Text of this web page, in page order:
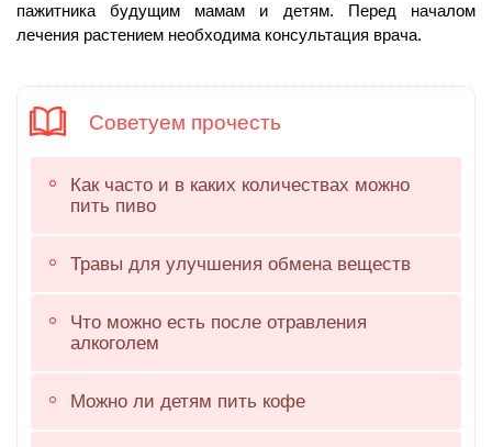
пажитника будущим мамам и детям. Перед началом
лечения растением необходима консультация врача.
Советуем прочесть
Как часто и в каких количествах можно
пить пиво
Травы для улучшения обмена веществ
Что можно есть после отравления
алкоголем
Можно ли детям пить кофе